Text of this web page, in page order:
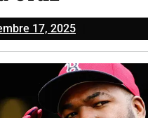
17, 2025Noviembre
17,
2025